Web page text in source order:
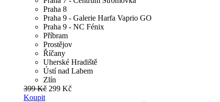
Praha 8
Praha 9 - Galerie Harfa Vaprio GO
Praha 9 - NC Fénix
Příbram
Prostějov
Říčany
Uherské Hradiště
Ústí nad Labem
Zlín
399 Kč 299 Kč
Koupit